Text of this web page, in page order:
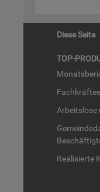
Diese Seite
TOP-
Ar­beits­lo­se
Rea­li­sier­te